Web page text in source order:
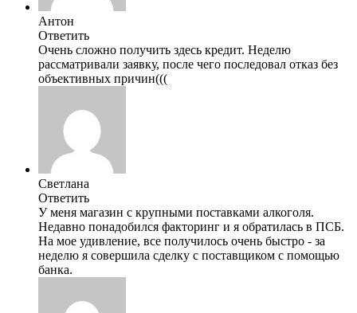
Антон
Ответить
Очень сложно получить здесь кредит. Неделю
рассматривали заявку, после чего последовал отказ без
объективных причин(((
Светлана
Ответить
У меня магазин с крупными поставками алкоголя.
Недавно понадобился факторинг и я обратилась в ПСБ.
На мое удивление, все получилось очень быстро - за
неделю я совершила сделку с поставщиком с помощью
банка.